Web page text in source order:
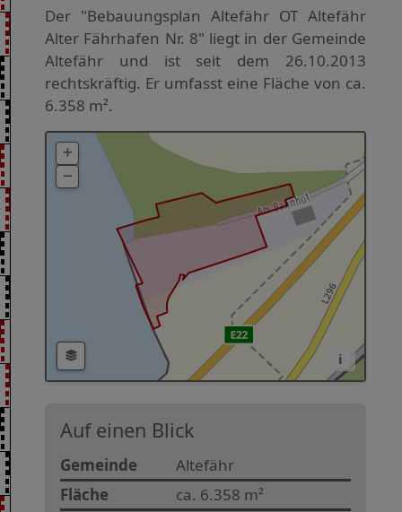
Der "Bebauungsplan Altefähr OT Altefähr
Alter Fährhafen Nr. 8" liegt in der Gemeinde
Altefähr und ist seit dem 26.10.2013
rechtskräftig. Er umfasst eine Fläche von ca.
6.358 m².
i
Auf einen Blick
Gemeinde
Altefähr
Fläche
ca. 6.358 m²